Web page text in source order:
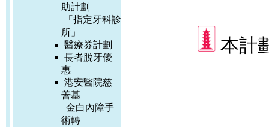
助計劃
「指定牙科診
所」
醫療券計劃
長者脫牙優
惠
港安醫院慈
善基
金白內障手
術轉
本計